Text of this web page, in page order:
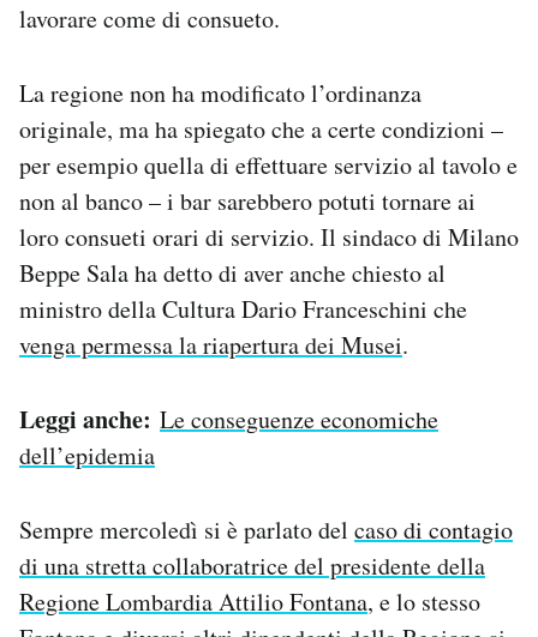
lavorare come di consueto.
La regione non ha modificato l’ordinanza
originale, ma ha spiegato che a certe condizioni –
per esempio quella di effettuare servizio al tavolo e
non al banco – i bar sarebbero potuti tornare ai
loro consueti orari di servizio. Il sindaco di Milano
Beppe Sala ha detto di aver anche chiesto al
ministro della Cultura Dario Franceschini che
venga permessa la riapertura dei Musei.
Leggi anche: Le conseguenze economiche
dell’epidemia
Sempre mercoledì si è parlato del caso di contagio
di una stretta collaboratrice del presidente della
Regione Lombardia Attilio Fontana, e lo stesso